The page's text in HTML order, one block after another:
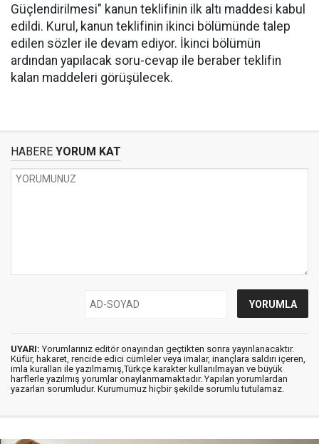
Güçlendirilmesi" kanun teklifinin ilk altı maddesi kabul
edildi. Kurul, kanun teklifinin ikinci bölümünde talep
edilen sözler ile devam ediyor. İkinci bölümün
ardından yapılacak soru-cevap ile beraber teklifin
kalan maddeleri görüşülecek.
HABERE YORUM KAT
UYARI: Yorumlarınız editör onayından geçtikten sonra yayınlanacaktır.
Küfür, hakaret, rencide edici cümleler veya imalar, inançlara saldırı içeren,
imla kuralları ile yazılmamış,Türkçe karakter kullanılmayan ve büyük
harflerle yazılmış yorumlar onaylanmamaktadır. Yapılan yorumlardan
yazarları sorumludur. Kurumumuz hiçbir şekilde sorumlu tutulamaz.